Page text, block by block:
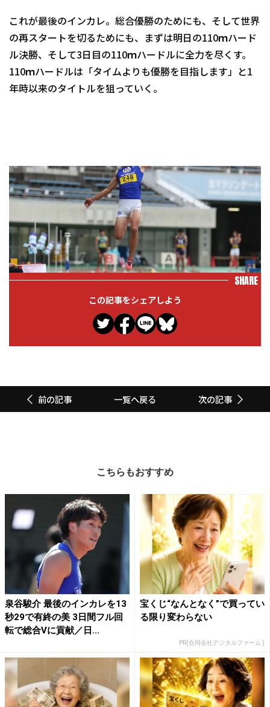
これが最後のインカレ。総合優勝のためにも、そして世界
の再スタートを切るためにも、まずは明日の110ｍハード
ル決勝、そして3日目の110ｍハードルに全力を尽くす。
110ｍハードルは「タイムよりも優勝を目指します」と1
年時以来のタイトルを狙っていく。
SHARE
この記事をシェアしよう
前の記事 一覧へ戻る 次の記事
こちらもおすすめ
泉谷駿介 最後のインカレを13
秒29で有終の美 3日間フル回
転で総合Vに貢献／日...
宝くじ“なんとなく”で買ってい
る限り変わらない
PR(合同会社デジタルファーム )